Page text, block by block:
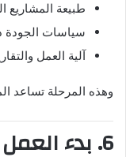
طبيعة المشاريع
سياسات الجودة
آلية العمل
وهذه المرحلة تساعد
6. بدء العمل واستلام المهام